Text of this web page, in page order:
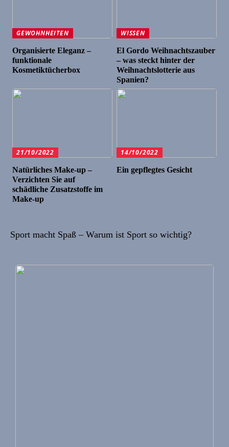
GEWOHNHEITEN
Organisierte Eleganz –
funktionale
Kosmetiktücherbox
WISSEN
El Gordo Weihnachtszauber
– was steckt hinter der
Weihnachtslotterie aus
Spanien?
21/10/2022
Natürliches Make-up –
Verzichten Sie auf
schädliche Zusatzstoffe im
Make-up
14/10/2022
Ein gepflegtes Gesicht
Sport macht Spaß – Warum ist Sport so wichtig?